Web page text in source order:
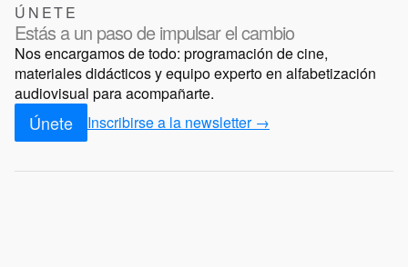
ÚNETE
Estás a un paso de impulsar el cambio
Nos encargamos de todo: programación de cine,
materiales didácticos y equipo experto en alfabetización
audiovisual para acompañarte.
Únete Inscribirse a la newsletter →